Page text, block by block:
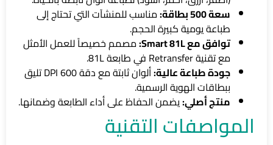
سعة 500 بطاقة:
مناسب للمنشآت التي تحتاج إلى
طباعة يومية كبيرة الحجم.
توافق مع Smart 81L:
مصمم خصيصاً للعمل الأمثل
مع تقنية Retransfer في طابعة 81L.
جودة طباعة عالية:
ألوان ثابتة مع دقة 600 DPI تليق
ببطاقات الهوية الرسمية.
منتج أصلي:يضمن الحفاظ على أداء الطابعة وضمانها.
المواصفات التقنية